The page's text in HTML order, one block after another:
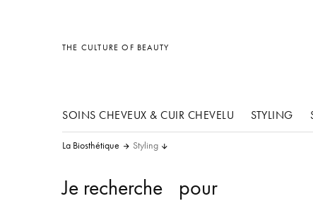
THE CULTURE OF BEAUTY
SOINS CHEVEUX & CUIR CHEVELU STYLING
Accessoires
La Biosthétique Styling
Je recherche pour